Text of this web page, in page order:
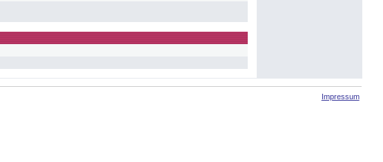
Impressum